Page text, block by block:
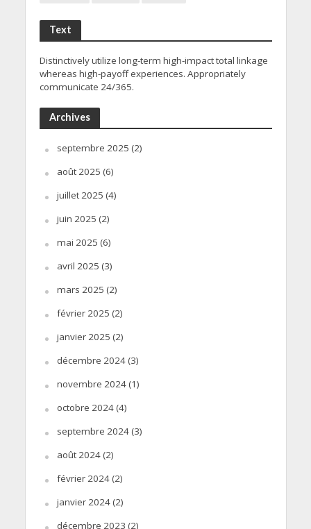
Text
Distinctively utilize long-term high-impact total linkage
whereas high-payoff experiences. Appropriately
communicate 24/365.
Archives
septembre 2025 (2)
août 2025 (6)
juillet 2025 (4)
juin 2025 (2)
mai 2025 (6)
avril 2025 (3)
mars 2025 (2)
février 2025 (2)
janvier 2025 (2)
décembre 2024(3)
novembre 2024(1)
octobre 2024(4)
septembre 2024(3)
août 2024(2)
février 2024(2)
janvier 2024(2)
décembre 2023 (2)